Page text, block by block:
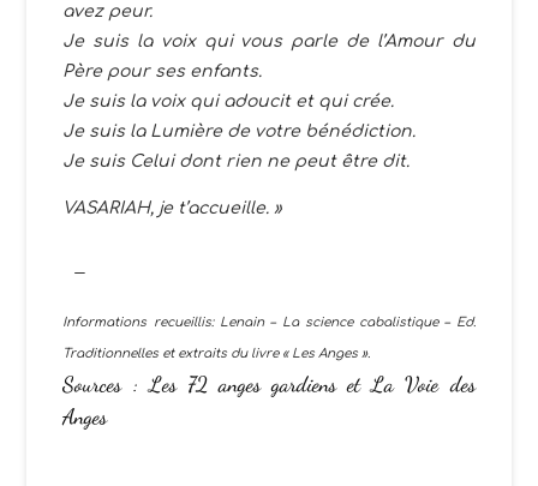
avez peur.
Je suis la voix qui vous parle de l’Amour du
Père pour ses enfants.
Je suis la voix qui adoucit et qui crée.
Je suis la Lumière de votre bénédiction.
Je suis Celui dont rien ne peut être dit.
VASARIAH, je t’accueille. »
Informations recueillis: Lenain – La science cabalistique – Ed.
Traditionnelles et extraits du livre « Les Anges ».
Sources :Les 72 anges gardiensetLa Voie des
Anges